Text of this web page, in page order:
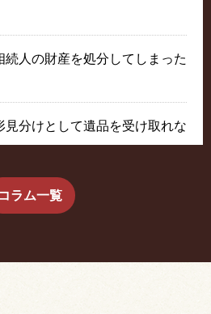
続人の財産を処分してしまった
見分けとして遺品を受け取れな
と約束した念書は有効か？
コラム一覧